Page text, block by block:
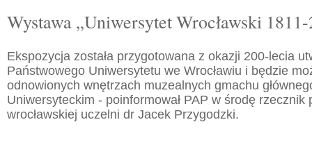
Wystawa „Uniwersytet Wrocławski
Ekspozycja została przygotowana z okazji 200-lecia
Państwowego Uniwersytetu we Wrocławiu i będzie
odnowionych wnętrzach muzealnych gmachu
Uniwersyteckim - poinformował PAP w środę rzecznik
wrocławskiej uczelni dr Jacek Przygodzki.